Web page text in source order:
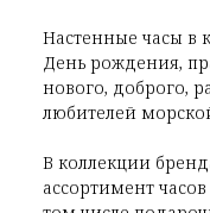
Настенные часы в
День рождения,
нового, доброго,
любителей
В коллекции
ассортимент